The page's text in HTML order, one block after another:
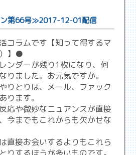
第66号≫2017-12-01配信
コラムです【知って得するマ
】●
ンダーが残り1枚になり、何
りました。お元気ですか。
りとりは、メール、ファック
ります。
応や微妙なニュアンスが直接
今までもこれからも欠かせな
直接お会いするよりもこれら